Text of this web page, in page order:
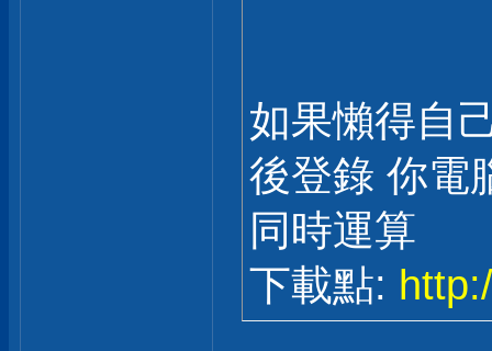
如果懶得自
後登錄 你電
同時運算
下載點: